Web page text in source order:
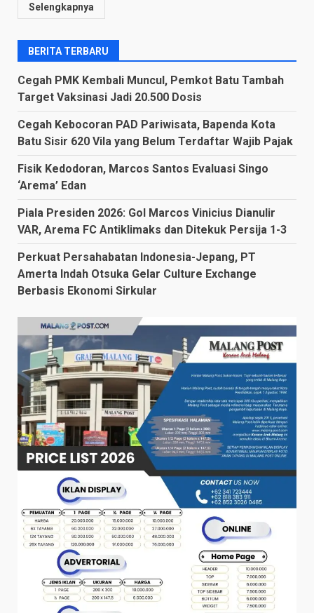
Selengkapnya
BERITA TERBARU
Cegah PMK Kembali Muncul, Pemkot Batu Tambah
Target Vaksinasi Jadi 20.500 Dosis
Cegah Kebocoran PAD Pariwisata, Bapenda Kota
Batu Sisir 620 Vila yang Belum Terdaftar Wajib Pajak
Fisik Kedodoran, Marcos Santos Evaluasi Singo
‘Arema’ Edan
Piala Presiden 2026: Gol Marcos Vinicius Dianulir
VAR, Arema FC Antiklimaks dan Ditekuk Persija 1-3
Perkuat Persahabatan Indonesia-Jepang, PT
Amerta Indah Otsuka Gelar Culture Exchange
Berbasis Ekonomi Sirkular